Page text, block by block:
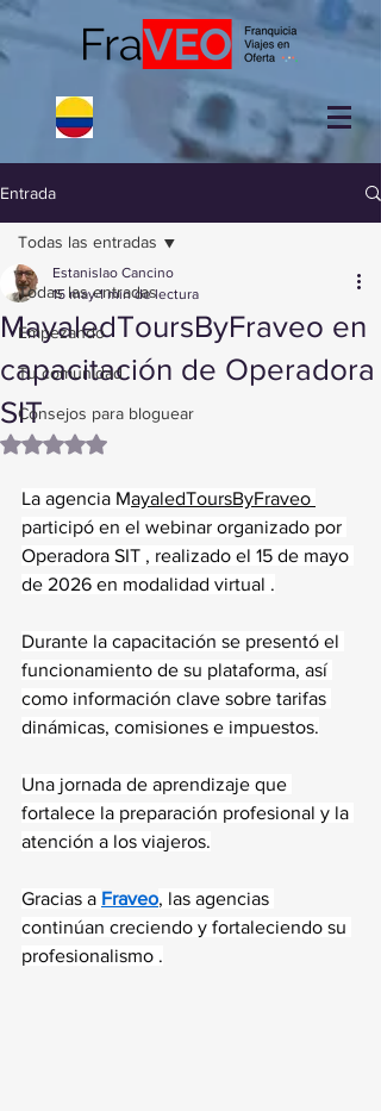
Entrada
Todas las entradas
Empezando
Tu comunidad
Consejos para bloguear
Todas las entradas
MayaledToursByFraveo en
capacitación de Operadora
SIT
Estanislao Cancino
15 may 1 min de lectura
Obtuvo NaN de 5 estrellas.
La agencia MayaledToursByFraveo
participó en el webinar organizado por
Operadora SIT , realizado el 15 de mayo
de 2026 en modalidad virtual .
Durante la capacitación se presentó el
funcionamiento de su plataforma, así
como información clave sobre tarifas
dinámicas, comisiones e impuestos.
Una jornada de aprendizaje que
fortalece la preparación profesional y la
atención a los viajeros.
Gracias a Fraveo, las agencias
continúan creciendo y fortaleciendo su
profesionalismo .